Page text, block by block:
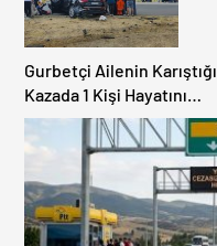
Gurbetçi Ailenin Karıştığı
Kazada 1 Kişi Hayatını
Kaybederken, 7 kişi
Yaralandı.